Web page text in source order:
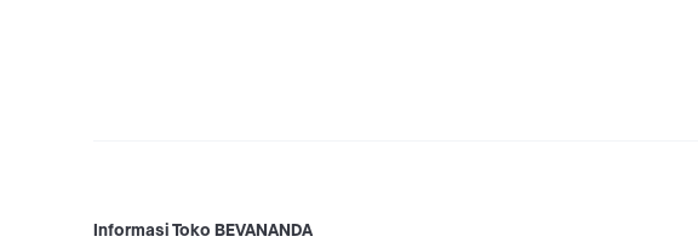
Informasi Toko BEVANANDA